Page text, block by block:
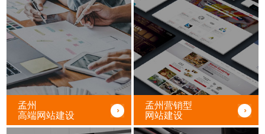
孟州
高端网站建设
孟州营销型
网站建设